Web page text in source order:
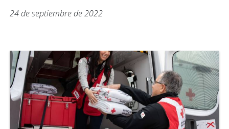
24 de septiembre de 2022